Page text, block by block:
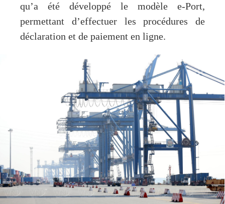
qu’a été développé le modèle e-Port,
permettant d’effectuer les procédures de
déclaration et de paiement en ligne.